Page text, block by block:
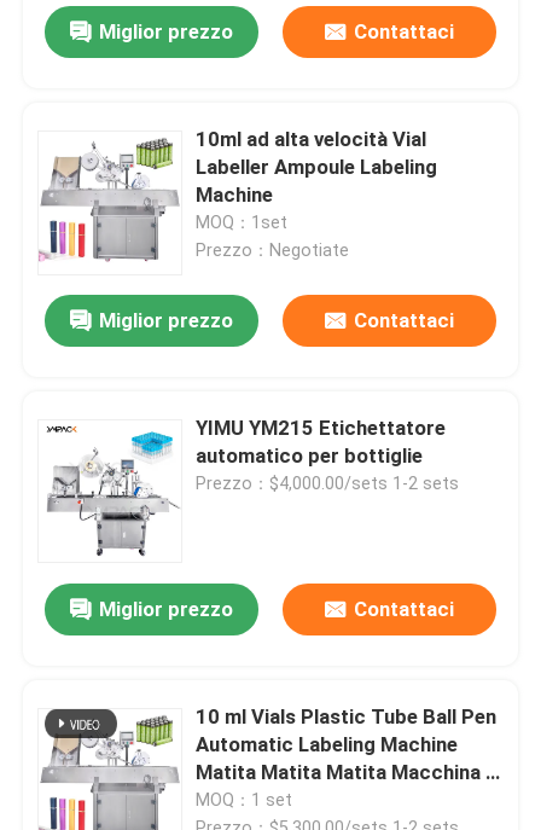
Invia
Miglior prezzo Contattaci
10ml ad alta velocità Vial
Labeller Ampoule Labeling
Machine
MOQ：1set
Prezzo：Negotiate
Miglior prezzo Contattaci
YIMU YM215 Etichettatore
automatico per bottiglie
Prezzo：$4,000.00/sets 1-2 sets
Miglior prezzo Contattaci
10 ml Vials Plastic Tube Ball Pen
Automatic Labeling Machine
Matita Matita Matita Macchina di
Marcatura Orizzontale
MOQ：1 set